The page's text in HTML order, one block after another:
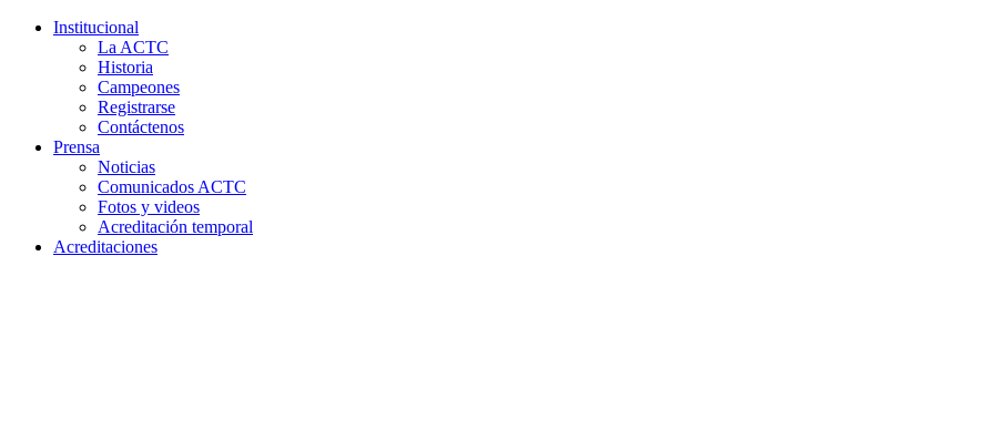
Institucional
La ACTC
Historia
Campeones
Registrarse
Contáctenos
Prensa
Noticias
Comunicados ACTC
Fotos y videos
Acreditación temporal
Acreditaciones